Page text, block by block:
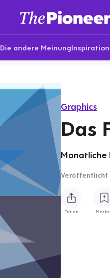
Die andere Meinung
Graphics
Das
Monatliche
Veröffentlicht
Teilen